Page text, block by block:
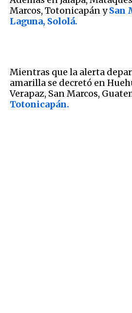
Marcos, Totonicapán ySan
Laguna, Sololá.
Mientras que la alerta
amarilla se decretó en
Verapaz, San Marcos,
Totonicapán.